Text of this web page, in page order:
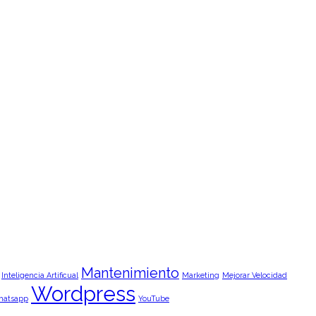
Inteligencia Artificual Mantenimiento Marketing Mejorar Velocidad
Wordpress YouTube